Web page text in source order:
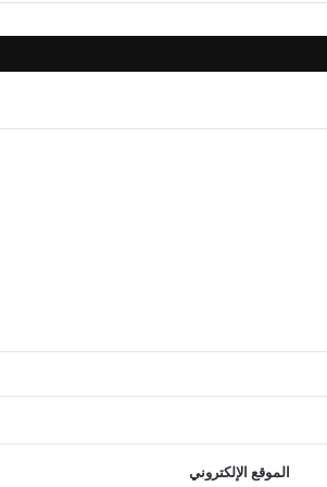
ا
و
الموقع الإلكتروني